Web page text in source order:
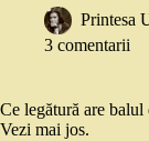
Printesa
3 comentarii
Ce legătură are
Vezi mai jos.